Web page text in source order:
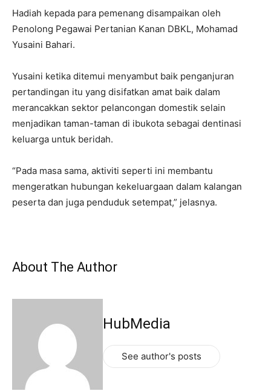
Hadiah kepada para pemenang disampaikan oleh
Penolong Pegawai Pertanian Kanan DBKL, Mohamad
Yusaini Bahari.
Yusaini ketika ditemui menyambut baik penganjuran
pertandingan itu yang disifatkan amat baik dalam
merancakkan sektor pelancongan domestik selain
menjadikan taman-taman di ibukota sebagai dentinasi
keluarga untuk beridah.
“Pada masa sama, aktiviti seperti ini membantu
mengeratkan hubungan kekeluargaan dalam kalangan
peserta dan juga penduduk setempat,” jelasnya.
About The Author
HubMedia
See author's posts